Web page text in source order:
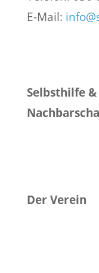
E-Mail:
Selbsthilfe &
Der Verein